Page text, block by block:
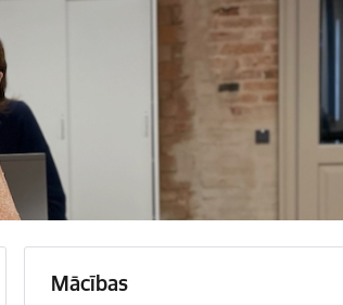
Mācības